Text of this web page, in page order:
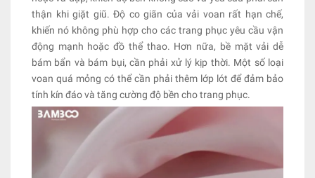
thận khi giặt giũ. Độ co giãn của vải voan rất hạn chế,
khiến nó không phù hợp cho các trang phục yêu cầu vận
động mạnh hoặc đồ thể thao. Hơn nữa, bề mặt vải dễ
bám bẩn và bám bụi, cần phải xử lý kịp thời. Một số loại
voan quá mỏng có thể cần phải thêm lớp lót để đảm bảo
tính kín đáo và tăng cường độ bền cho trang phục.